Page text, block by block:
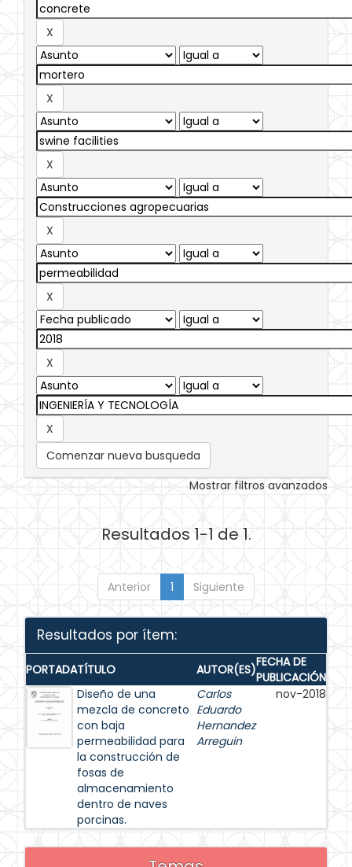
Comenzar nueva busqueda
Mostrar filtros avanzados
Resultados 1-1 de 1.
Anterior 1 Siguiente
Resultados por ítem:
PORTADATÍTULO AUTOR(ES)FECHA DE
PUBLICACIÓN
Diseño de una
mezcla de concreto
con baja
permeabilidad para
la construcción de
fosas de
almacenamiento
dentro de naves
porcinas.
Carlos
Eduardo
Hernandez
Arreguin
nov-2018